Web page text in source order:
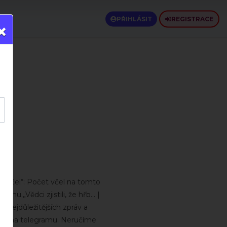
PŘIHLÁSIT REGISTRACE
včel“: Počet včel na tomto
zjistili, že hřb... |
nejdůležitějších zpráv a
na telegramu. Neručíme